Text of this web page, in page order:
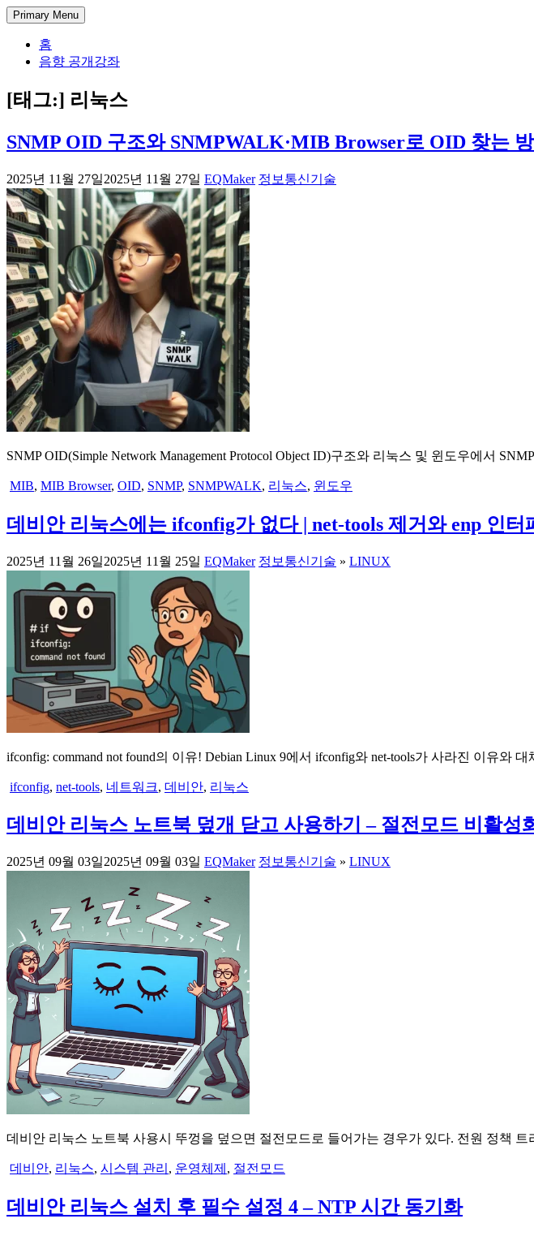
Skip
to
content
DectENG – 교양있는 엔지니어
1998년부터 한 길만 걸어온 미디어 엔지니어의 기술 블로그. 아날로그 방송 시스템부터
Primary Menu
홈
음향 공개강좌
[태그:] 리눅스
SNMP OID 구조와 SNMPWALK·MIB Browser로 OID 찾는 방
2025년 11월 27일2025년 11월 27일 EQMaker 정보통신기술
SNMP OID(Simple Network Management Protocol Object ID)구조와 리눅스 및 윈도우에서
MIB, MIB Browser, OID, SNMP, SNMPWALK, 리눅스, 윈도우
데비안 리눅스에는 ifconfig가 없다 | net-tools 제거와 enp 인터
2025년 11월 26일2025년 11월 25일 EQMaker 정보통신기술 » LINUX
ifconfig: command not found의 이유! Debian Linux 9에서 ifconfig와 net-tools가 사라진 이유와
ifconfig, net-tools, 네트워크, 데비안, 리눅스
데비안 리눅스 노트북 덮개 닫고 사용하기 – 절전모드 비활성
2025년 09월 03일2025년 09월 03일 EQMaker 정보통신기술 » LINUX
데비안 리눅스 노트북 사용시 뚜껑을 덮으면 절전모드로 들어가는 경우가 있다. 전원 정책
데비안, 리눅스, 시스템 관리 , 운영체제 , 절전모드
데비안 리눅스 설치 후 필수 설정 4 – NTP 시간 동기화